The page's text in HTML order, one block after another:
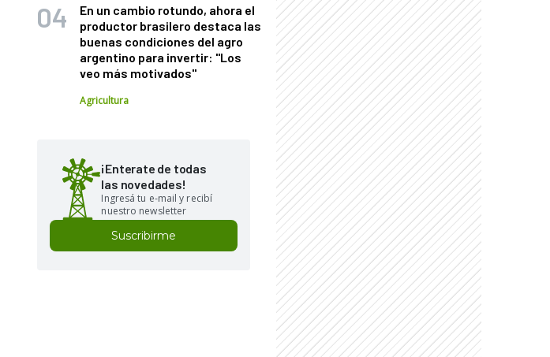
En un cambio rotundo, ahora el
productor brasilero destaca las
buenas condiciones del agro
argentino para invertir: "Los
veo más motivados"
Agricultura
¡Enterate de todas
las novedades!
Ingresá tu e-mail y recibí
nuestro newsletter
Suscribirme